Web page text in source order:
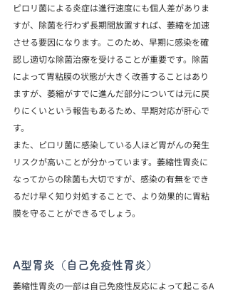
ピロリ菌による炎症は進行速度にも個人差がありま
すが、除菌を行わず長期間放置すれば、萎縮を加速
させる要因になります。このため、早期に感染を確
認し適切な除菌治療を受けることが重要です。除菌
によって胃粘膜の状態が大きく改善することはあり
ますが、萎縮がすでに進んだ部分については元に戻
りにくいという報告もあるため、早期対応が肝心で
す。
また、ピロリ菌に感染している人ほど胃がんの発生
リスクが高いことが分かっています。萎縮性胃炎に
なってからの除菌も大切ですが、感染の有無をでき
るだけ早く知り対処することで、より効果的に胃粘
膜を守ることができるでしょう。
A型胃炎（自己免疫性胃炎）
萎縮性胃炎の一部は自己免疫性反応によって起こるA